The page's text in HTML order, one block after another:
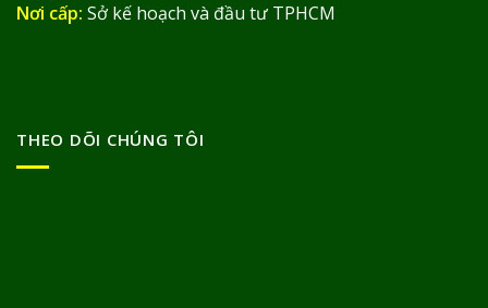
Nơi cấp: Sở kế hoạch và đầu tư TPHCM
THEO DÕI CHÚNG TÔI